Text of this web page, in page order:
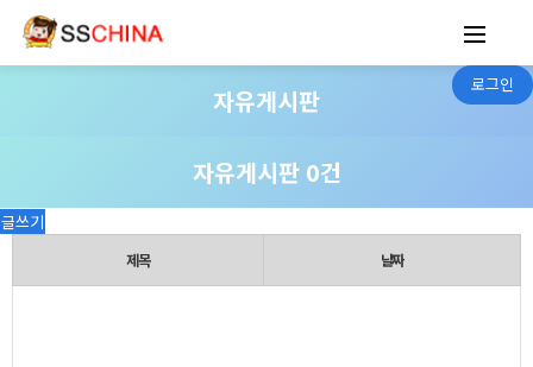
로그인
자유게시판
자유게시판 0건
글쓰기
제목 날짜